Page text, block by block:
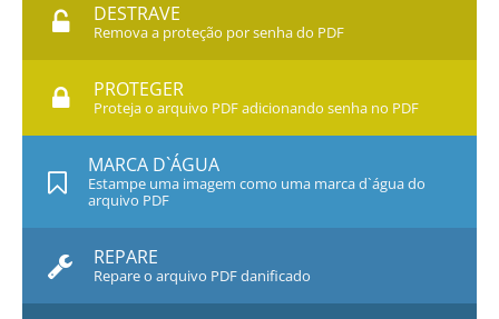
DESTRAVE
Remova a proteção por senha do PDF
PROTEGER
Proteja o arquivo PDF adicionando senha no PDF
MARCA D`ÁGUA
Estampe uma imagem como uma marca d`água do
arquivo PDF
REPARE
Repare o arquivo PDF danificado